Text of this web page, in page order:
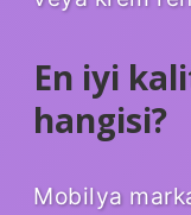
En iyi
hangisi?
Mobilya